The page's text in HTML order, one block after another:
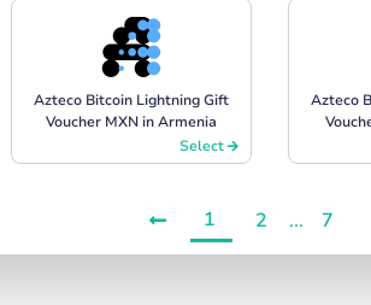
Azteco Bitcoin Lightning Gift
Voucher MXN in Armenia
Select
Azteco
1 2 ... 7